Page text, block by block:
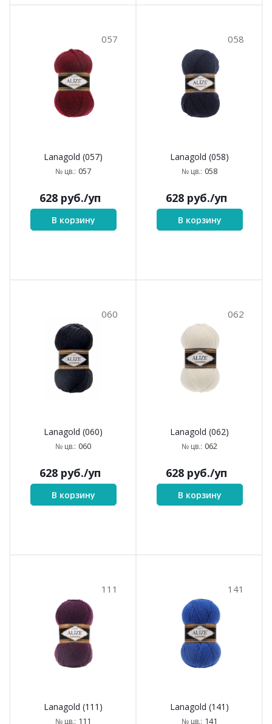
057
Lanagold (057)
№ цв.: 057
628 руб./уп
В корзину
058
Lanagold (058)
№ цв.: 058
628 руб./уп
В корзину
060
Lanagold (060)
№ цв.: 060
628 руб./уп
В корзину
062
Lanagold (062)
№ цв.: 062
628 руб./уп
В корзину
111
Lanagold (111)
№ цв.: 111
141
Lanagold (141)
№ цв.: 141